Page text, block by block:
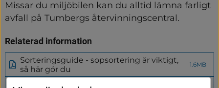
Missar du miljöbilen kan du alltid lämna farligt
avfall på Tumbergs återvinningscentral.
Relaterad information
Sorteringsguide - sopsortering är viktigt,
så här gör du
1.6MB
(pdf,
1.6MB)